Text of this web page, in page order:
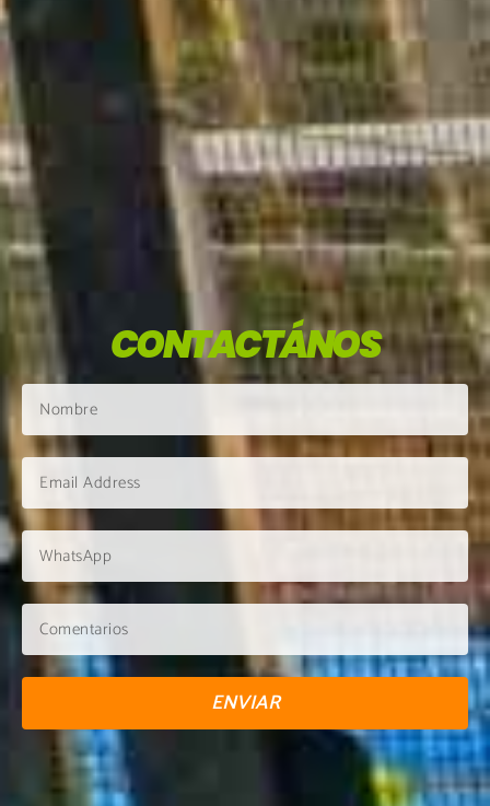
CONTACTÁNOS
ENVIAR